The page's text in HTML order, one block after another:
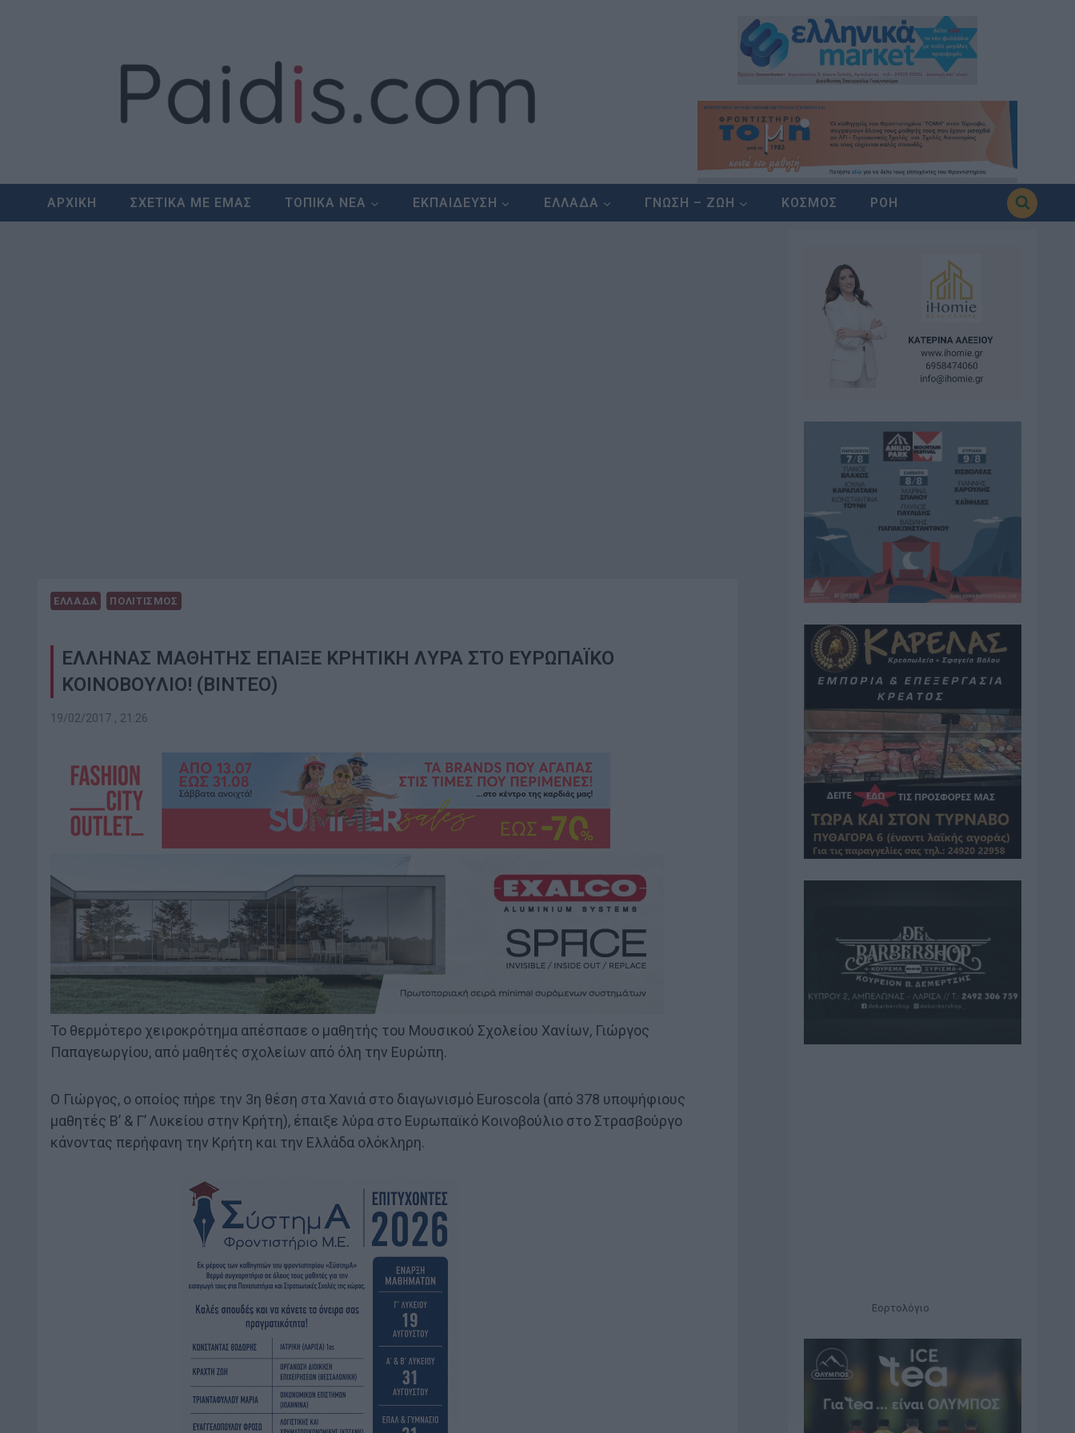
ΑΡΧΙΚΗ ΣΧΕΤΙΚΑ ΜΕ ΕΜΑΣ ΤΟΠΙΚΑ ΝΕΑ ΕΚΠΑΙΔΕΥΣΗ ΕΛΛΑΔΑ ΓΝΩΣΗ – ΖΩΗ ΚΟΣΜΟΣ ΡΟΗ
ΕΛΛΑΔΑ ΠΟΛΙΤΙΣΜΟΣ
EΛΛΗΝΑΣ ΜΑΘΗΤHΣ EΠΑΙΞΕ ΚΡΗΤΙΚH ΛYΡΑ ΣΤΟ ΕΥΡΩΠΑΪΚO
ΚΟΙΝΟΒΟYΛΙΟ! (ΒΙΝΤΕΟ)
19/02/2017 , 21:26
Το θερμότερο χειροκρότημα απέσπασε ο μαθητής του Μουσικού Σχολείου Χανίων, Γιώργος
Παπαγεωργίου, από μαθητές σχολείων από όλη την Ευρώπη.
Ο Γιώργος, ο οποίος πήρε την 3η θέση στα Χανιά στο διαγωνισμό Euroscola (από 378 υποψήφιους
μαθητές Β’ & Γ’ Λυκείου στην Κρήτη), έπαιξε λύρα στο Ευρωπαϊκό Κοινοβούλιο στο Στρασβούργο
κάνοντας περήφανη την Κρήτη και την Ελλάδα ολόκληρη.
Εορτολόγιο